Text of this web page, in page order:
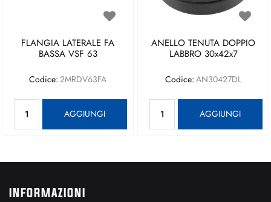
FLANGIA LATERALE FA
BASSA VSF 63
Codice: 2MRDV63FA
AGGIUNGI
ANELLO TENUTA DOPPIO
LABBRO 30x42x7
Codice: AN30427DL
AGGIUNGI
INFORMAZIONI